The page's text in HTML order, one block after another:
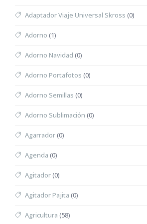
Adaptador Viaje Universal Skross (0)
Adorno (1)
Adorno Navidad (0)
Adorno Portafotos (0)
Adorno Semillas (0)
Adorno Sublimación (0)
Agarrador(0)
Agenda (0)
Agitador(0)
Agitador Pajita (0)
Agricultura (58)